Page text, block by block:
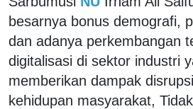
besarnya bonus demografi,
dan adanya perkembangan
digitalisasi di sektor industri
memberikan dampak
kehidupan masyarakat,